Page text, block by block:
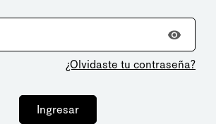
¿Olvidaste tu contraseña?
Ingresar